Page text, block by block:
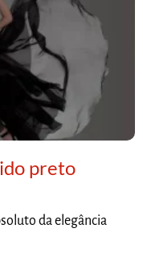
preto
da elegância